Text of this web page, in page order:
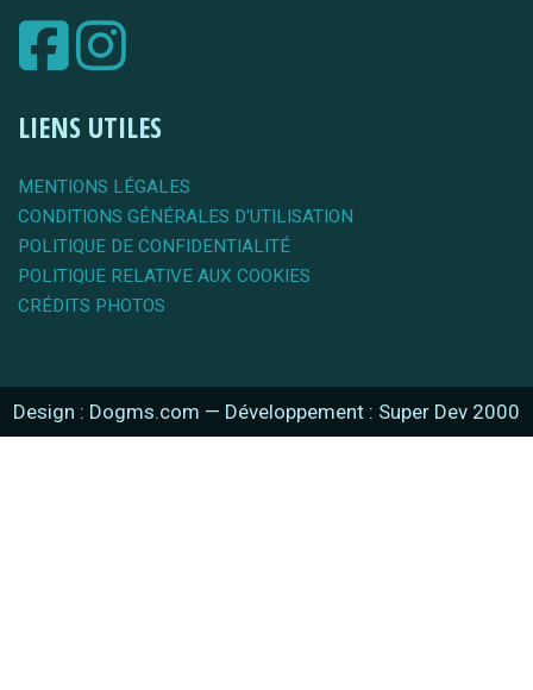
LIENS UTILES
MENTIONS LÉGALES
CONDITIONS GÉNÉRALES D'UTILISATION
POLITIQUE DE CONFIDENTIALITÉ
POLITIQUE RELATIVE AUX COOKIES
CRÉDITS PHOTOS
Design : Dogms.com — Développement : Super Dev 2000